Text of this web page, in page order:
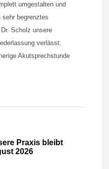
umgestalten und
sehr begrenztes
Scholz unsere
verlässt.
Akutsprechstunde
Praxis bleibt
2026